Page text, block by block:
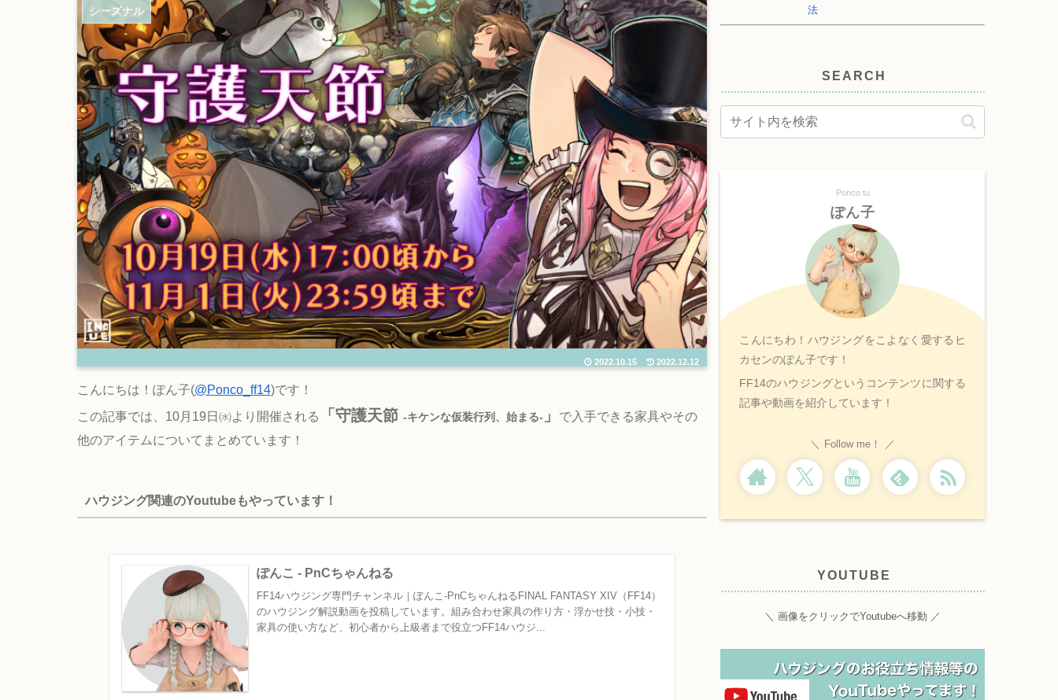
シーズナル
2022.10.15 2022.12.12
こんにちは！ぽん子(@Ponco_ff14)です！
この記事では、10月19日㈬より開催される
「守護天節 -キケンな仮装行列、始まる‐ 」
で入手できる家具やその
他のアイテムについてまとめています！
ハウジング関連のYoutubeもやっています！
ぽんこ - PnCちゃんねる
FF14ハウジング専門チャンネル｜ぽんこ‐PnCちゃんねるFINAL FANTASY XIV（FF14）
のハウジング解説動画を投稿しています。組み合わせ家具の作り方・浮かせ技・小技・
家具の使い方など、初心者から上級者まで役立つFF14ハウジ...
法
SEARCH
Ponco tu
ぽん子
こんにちわ！ハウジングをこよなく愛するヒ
カセンのぽん子です！
FF14のハウジングというコンテンツに関する
記事や動画を紹介しています！
Follow me！
YOUTUBE
＼ 画像をクリックでYoutubeへ移動 ／